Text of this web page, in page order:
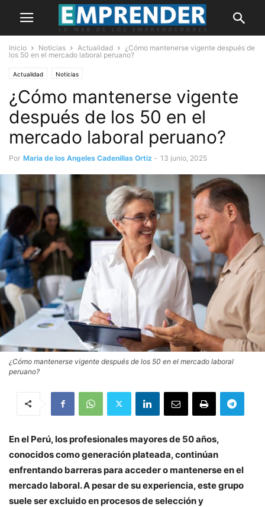
Inicio Noticias Actualidad
¿Cómo mantenerse vigente después de
los 50 en el mercado laboral peruano?
Actualidad Noticias
¿Cómo mantenerse vigente
después de los 50 en el
mercado laboral peruano?
Por Maria de los Angeles Cadenillas Ortiz - 13 junio, 2025
¿Cómo mantenerse vigente después de los 50 en el mercado laboral
peruano?
En el Perú, los profesionales mayores de 50 años,
conocidos como generación plateada, continúan
enfrentando barreras para acceder o mantenerse en el
mercado laboral. A pesar de su experiencia, este grupo
suele ser excluido en procesos de selección y